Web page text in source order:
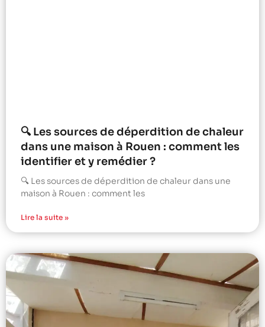
🔍 Les sources de déperdition de chaleur
dans une maison à Rouen : comment les
identifier et y remédier ?
🔍 Les sources de déperdition de chaleur dans une
maison à Rouen : comment les
Lire la suite »